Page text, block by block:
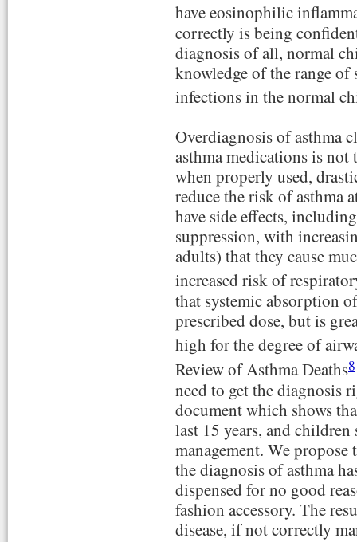
have eosinophilic
correctly is being
diagnosis of all, normal
knowledge of the range
infections in the normal
Overdiagnosis of asthma
asthma medications is
when properly used,
reduce the risk of asthma
have side effects,
suppression, with
adults) that they cause
increased risk of
that systemic absorption
prescribed dose, but is
high for the degree of
Review of Asthma Deaths8
need to get the diagnosis
document which shows
last 15 years, and
management. We
the diagnosis of asthma
dispensed for no good
fashion accessory. The
disease, if not correctly